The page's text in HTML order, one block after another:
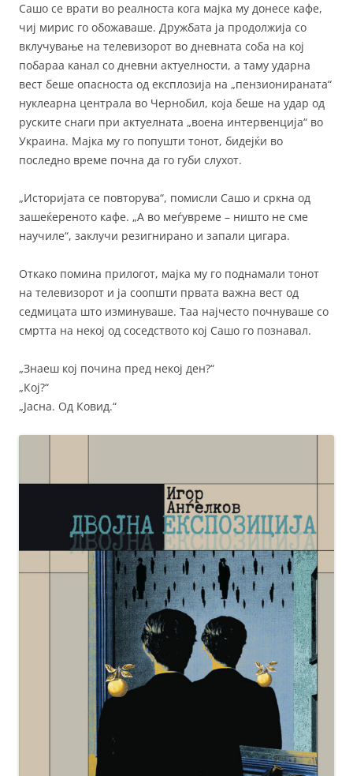
Сашо се врати во реалноста кога мајка му донесе кафе,
чиј мирис го обожаваше. Дружбата ја продолжија со
вклучување на телевизорот во дневната соба на кој
побараа канал со дневни актуелности, а таму ударна
вест беше опасноста од експлозија на „пензионираната“
нуклеарна централа во Чернобил, која беше на удар од
руските снаги при актуелната „воена интервенција“ во
Украина. Мајка му го попушти тонот, бидејќи во
последно време почна да го губи слухот.
„Историјата се повторува“, помисли Сашо и сркна од
зашеќереното кафе. „А во меѓувреме – ништо не сме
научиле“, заклучи резигнирано и запали цигара.
Откако помина прилогот, мајка му го поднамали тонот
на телевизорот и ја соопшти првата важна вест од
седмицата што изминуваше. Таа најчесто почнуваше со
смртта на некој од соседството кој Сашо го познавал.
„Знаеш кој почина пред некој ден?“
„Кој?“
„Јасна. Од Ковид.“